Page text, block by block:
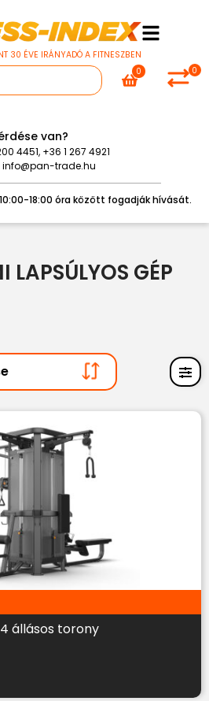
30 ÉVE IRÁNYADÓ A FITNESZBEN
0
0
van?
4451, +36 1 267 4921
info@pan-trade.hu
18:00 óra között fogadják hívását.
LAPSÚLYOS GÉP
állásos torony